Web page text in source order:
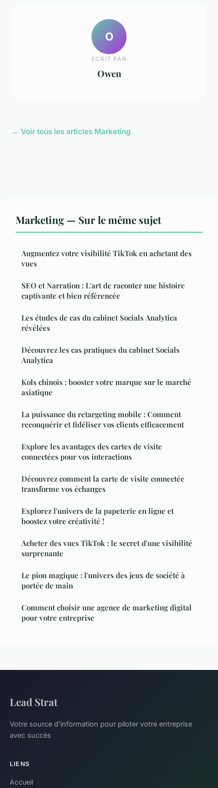
O
ECRIT PAR
Owen
← Voir tous les articles Marketing
Marketing — Sur le même sujet
Augmentez votre visibilité TikTok en achetant des
vues
SEO et Narration : L'art de raconter une histoire
captivante et bien référencée
Les études de cas du cabinet Socials Analytica
révélées
Découvrez les cas pratiques du cabinet Socials
Analytica
Kols chinois : booster votre marque sur le marché
asiatique
La puissance du retargeting mobile : Comment
reconquérir et fidéliser vos clients efficacement
Explore les avantages des cartes de visite
connectées pour vos interactions
Découvrez comment la carte de visite connectée
transforme vos échanges
Explorez l'univers de la papeterie en ligne et
boostez votre créativité !
Acheter des vues TikTok : le secret d'une visibilité
surprenante
Le pion magique : l'univers des jeux de société à
portée de main
Comment choisir une agence de marketing digital
pour votre entreprise
Lead Strat
Votre source d'information pour piloter votre entreprise
avec succès
LIENS
Accueil